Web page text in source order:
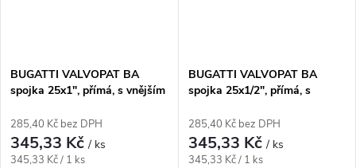
BUGATTI VALVOPAT BA
spojka 25x1", přímá, s vnějším
mosaz
285,40 Kč bez DPH
345,33 Kč/ ks
Měrná
345,33 Kč / 1 ks
BUGATTI VALVOPAT BA
spojka 25x1/2", přímá, s
voda/plyn, mosaz
285,40 Kč bez DPH
345,33 Kč/ ks
Měrná
345,33 Kč / 1 ks